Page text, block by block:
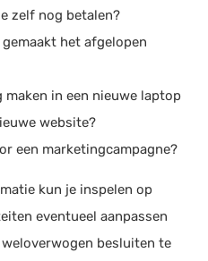
zelf nog betalen?
het afgelopen
maken in een nieuwe laptop
website?
een marketingcampagne?
kun je inspelen op
eventueel aanpassen
besluiten te